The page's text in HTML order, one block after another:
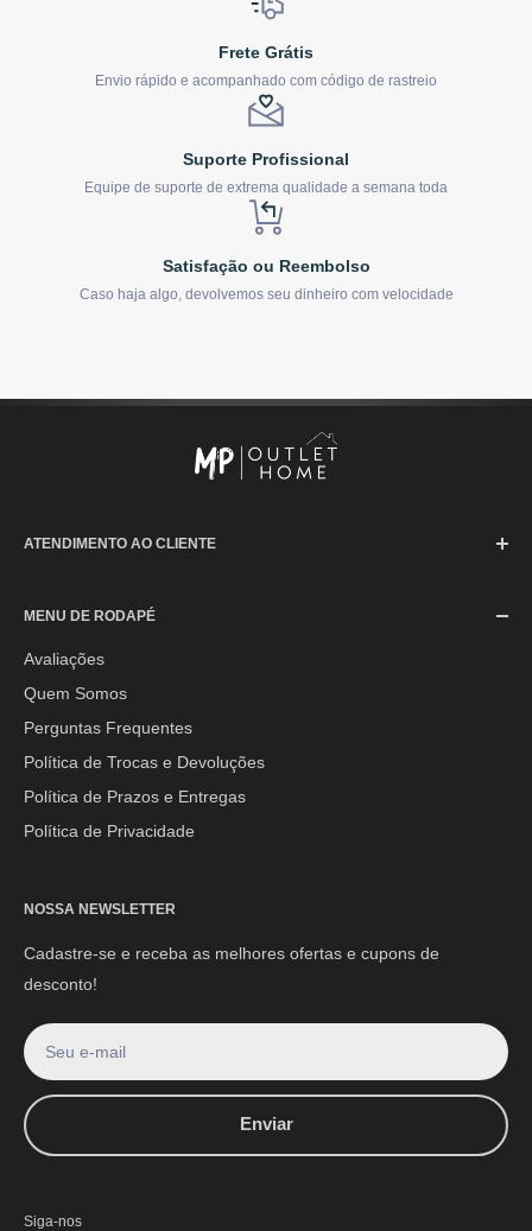
Frete Grátis
Envio rápido e acompanhado com código de rastreio
Suporte Profissional
Equipe de suporte de extrema qualidade a semana toda
Satisfação ou Reembolso
Caso haja algo, devolvemos seu dinheiro com velocidade
ATENDIMENTO AO CLIENTE
Segunda à Sexta-feira: 08h às 17h30min
Sábado: 08h às 12h
WhatsApp:
(44) 9 8856-3798
MENU DE RODAPÉ
Avaliações
Quem Somos
Perguntas Frequentes
Política de Trocas e Devoluções
Política de Prazos e Entregas
Política de Privacidade
NOSSA NEWSLETTER
Cadastre-se e receba as melhores ofertas e cupons de
desconto!
Seu e-mail
Enviar
Siga-nos